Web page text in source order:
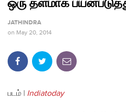
ஒரு தளமாக
JATHINDRA
on May 20, 2014
படம் | Indiatoday